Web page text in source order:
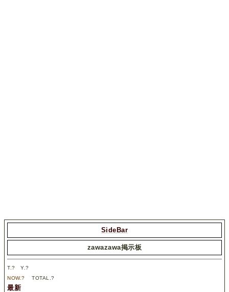
SideBar
zawazawa掲示板
T.? Y.?
NOW.? TOTAL.?
最新